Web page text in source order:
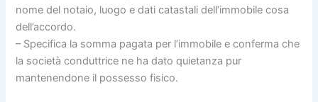
nome del notaio, luogo e dati catastali dell’immobile cosa
dell’accordo.
– Specifica la somma pagata per l’immobile e conferma che
la società conduttrice ne ha dato quietanza pur
mantenendone il possesso fisico.